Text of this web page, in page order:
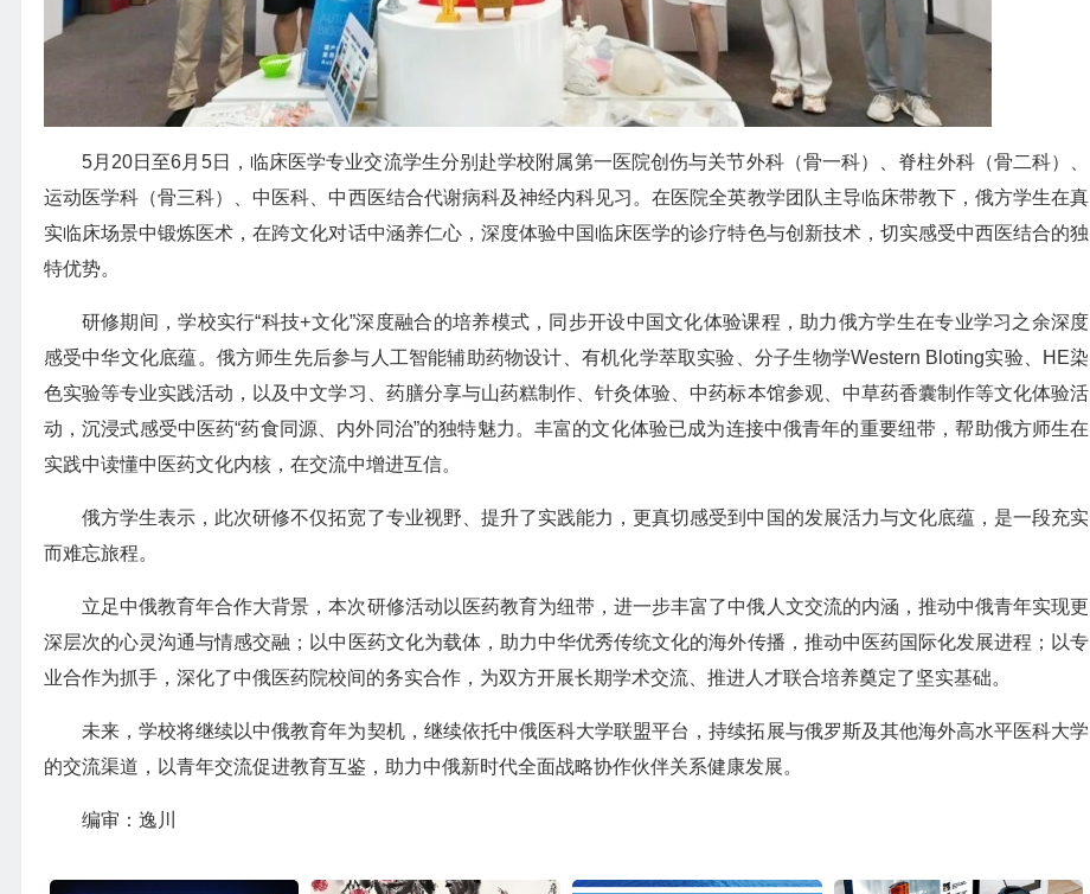
5月20日至6月5日，临床医学专业交流学生分别赴学校附属第一医院创伤与关节外科（骨一科）、脊柱外科（骨二科）、
运动医学科（骨三科）、中医科、中西医结合代谢病科及神经内科见习。在医院全英教学团队主导临床带教下，俄方学生在真
实临床场景中锻炼医术，在跨文化对话中涵养仁心，深度体验中国临床医学的诊疗特色与创新技术，切实感受中西医结合的独
特优势。
研修期间，学校实行“科技+文化”深度融合的培养模式，同步开设中国文化体验课程，助力俄方学生在专业学习之余深度
感受中华文化底蕴。俄方师生先后参与人工智能辅助药物设计、有机化学萃取实验、分子生物学Western Bloting实验、HE染
色实验等专业实践活动，以及中文学习、药膳分享与山药糕制作、针灸体验、中药标本馆参观、中草药香囊制作等文化体验活
动，沉浸式感受中医药“药食同源、内外同治”的独特魅力。丰富的文化体验已成为连接中俄青年的重要纽带，帮助俄方师生在
实践中读懂中医药文化内核，在交流中增进互信。
俄方学生表示，此次研修不仅拓宽了专业视野、提升了实践能力，更真切感受到中国的发展活力与文化底蕴，是一段充实
而难忘旅程。
立足中俄教育年合作大背景，本次研修活动以医药教育为纽带，进一步丰富了中俄人文交流的内涵，推动中俄青年实现更
深层次的心灵沟通与情感交融；以中医药文化为载体，助力中华优秀传统文化的海外传播，推动中医药国际化发展进程；以专
业合作为抓手，深化了中俄医药院校间的务实合作，为双方开展长期学术交流、推进人才联合培养奠定了坚实基础。
未来，学校将继续以中俄教育年为契机，继续依托中俄医科大学联盟平台，持续拓展与俄罗斯及其他海外高水平医科大学
的交流渠道，以青年交流促进教育互鉴，助力中俄新时代全面战略协作伙伴关系健康发展。
编审：逸川